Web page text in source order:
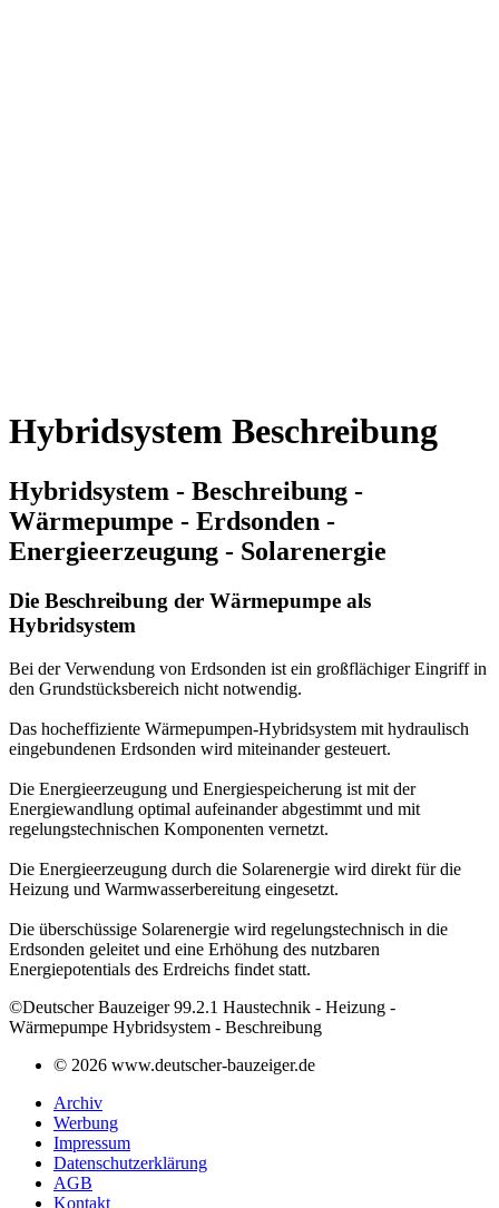
Hybridsystem Beschreibung
Hybridsystem - Beschreibung -
Wärmepumpe - Erdsonden -
Energieerzeugung - Solarenergie
Die Beschreibung der Wärmepumpe als
Hybridsystem
Bei der Verwendung von Erdsonden ist ein großflächiger Eingriff in
den Grundstücksbereich nicht notwendig.
Das hocheffiziente Wärmepumpen-Hybridsystem mit hydraulisch
eingebundenen Erdsonden wird miteinander gesteuert.
Die Energieerzeugung und Energiespeicherung ist mit der
Energiewandlung optimal aufeinander abgestimmt und mit
regelungstechnischen Komponenten vernetzt.
Die Energieerzeugung durch die Solarenergie wird direkt für die
Heizung und Warmwasserbereitung eingesetzt.
Die überschüssige Solarenergie wird regelungstechnisch in die
Erdsonden geleitet und eine Erhöhung des nutzbaren
Energiepotentials des Erdreichs findet statt.
©Deutscher Bauzeiger 99.2.1 Haustechnik - Heizung -
Wärmepumpe Hybridsystem - Beschreibung
© 2026 www.deutscher-bauzeiger.de
Archiv
Werbung
Impressum
Datenschutzerklärung
AGB
Kontakt